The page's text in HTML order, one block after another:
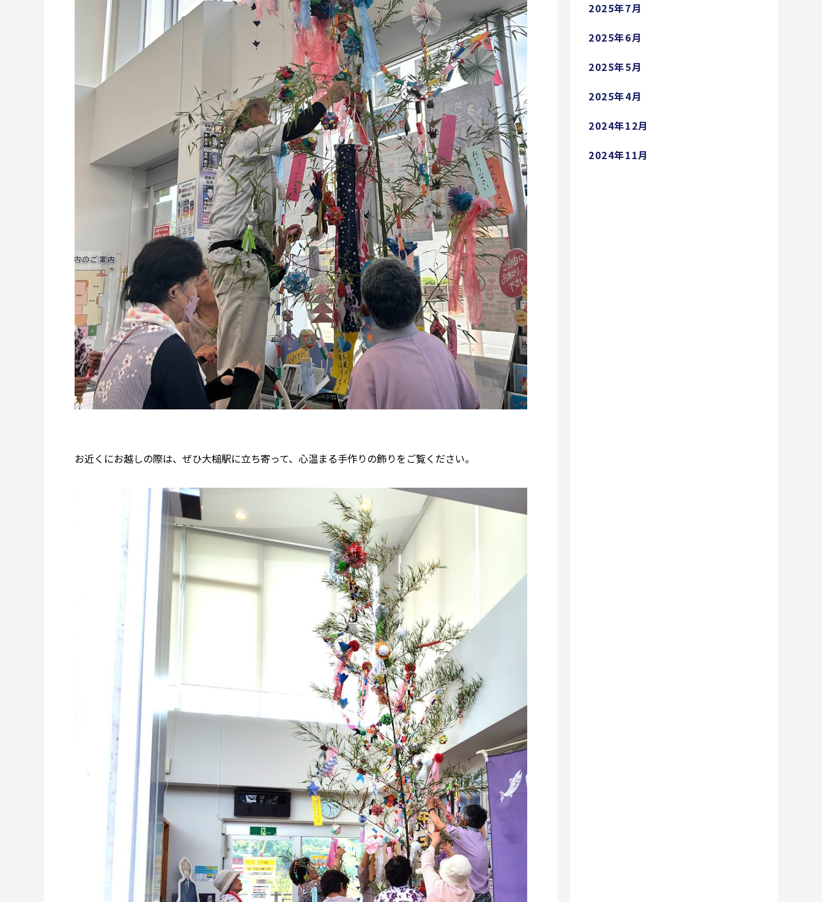
お近くにお越しの際は、ぜひ大槌駅に立ち寄って、心温まる手作りの飾りをご覧ください。
2025年7月
2025年6月
2025年5月
2025年4月
2024年12月
2024年11月